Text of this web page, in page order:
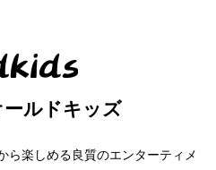
ルドキッズ
ら楽しめる良質のエンターティメ